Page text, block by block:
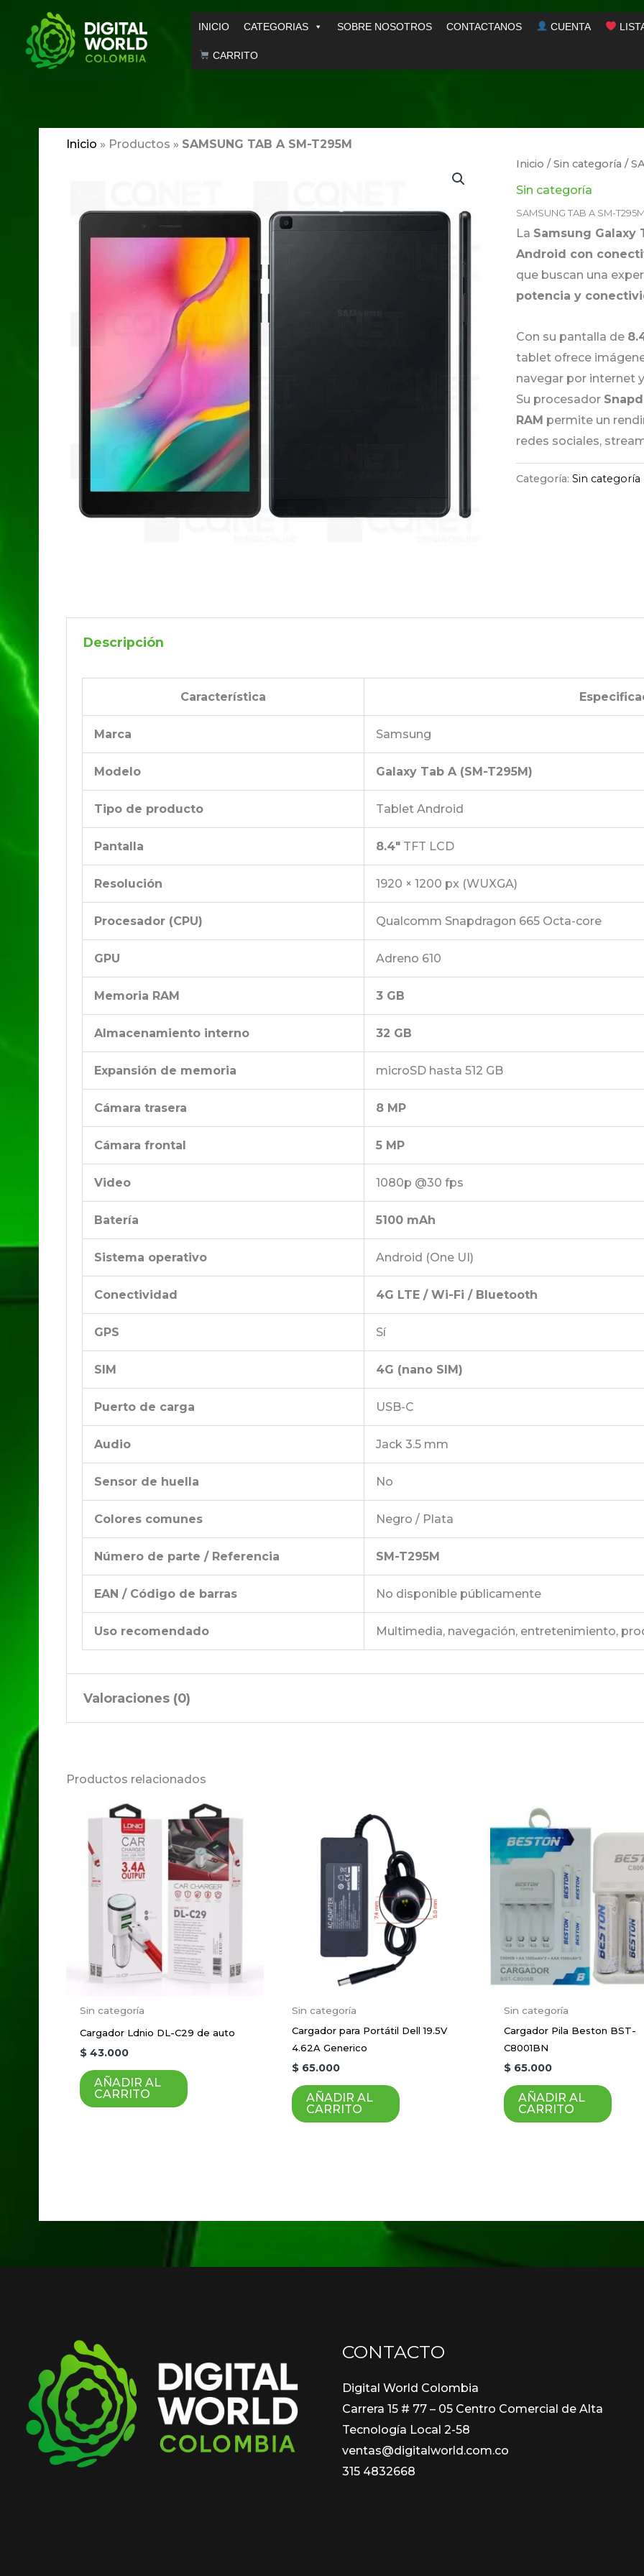
contenido
INICIO CATEGORIAS SOBRE NOSOTROS CONTACTANOS CUENTA
CARRITO
Inicio » Productos » SAMSUNG TAB A SM-T295M
Inicio /Sin categoría /
Sin categoría
SAMSUNG TAB A SM-
La Samsung Galaxy
Android con
que buscan una
potencia y
Con su pantalla de
tablet ofrece
navegar por internet
Su procesador
RAM permite un
redes sociales,
Categoría:Sin categoría
Descripción
Característica
Marca Samsung
Modelo Galaxy Tab A (SM-T295M)
Tipo de producto Tablet Android
Pantalla 8.4″TFT LCD
Resolución 1920 × 1200 px (WUXGA)
Procesador (CPU) Qualcomm Snapdragon 665 Octa-core
GPU Adreno 610
Memoria RAM 3 GB
Almacenamiento interno 32 GB
Expansión de memoria microSD hasta 512 GB
Cámara trasera 8 MP
Cámara frontal 5 MP
Video 1080p @30 fps
Batería 5100 mAh
Sistema operativo Android (One UI)
Conectividad 4G LTE / Wi-Fi / Bluetooth
GPS Sí
SIM 4G (nano SIM)
Puerto de carga USB-C
Audio Jack 3.5 mm
Sensor de huella No
Colores comunes Negro / Plata
Número de parte / Referencia SM-T295M
EAN / Código de barras No disponible públicamente
Uso recomendado Multimedia, navegación, entretenimiento,
Valoraciones (0)
Sé el primero en valorar “SAMSUNG TAB A SM-T295M”
Tu dirección de correo electrónico no será publicada. Los campos obligatorios están
Tu puntuación*
Tu valoración*
Guardar mi nombre, correo electrónico y sitio web en este navegador para la próxima vez
Productos relacionados
Sin categoría
Cargador Ldnio DL-C29 de auto
$ 43.000
AÑADIR AL
CARRITO
Sin categoría
Cargador para Portátil Dell 19.5V
4.62A Generico
$ 65.000
AÑADIR AL
CARRITO
Sin categoría
Cargador Pila Beston BST-
C8001BN
$ 65.000
AÑADIR AL
CARRITO
CONTACTO
Digital World Colombia
Carrera 15 # 77 – 05 Centro Comercial de Alta
Tecnología Local 2-58
ventas@digitalworld.com.co
315 4832668